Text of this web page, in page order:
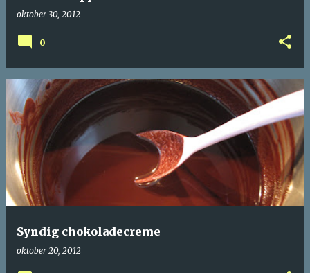
oktober 30, 2012
0
Syndig chokoladecreme
oktober 20, 2012